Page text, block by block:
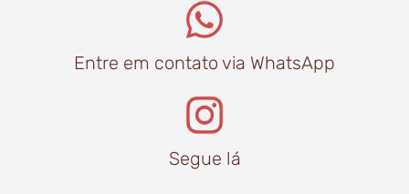
Entre em contato via WhatsApp
Segue lá